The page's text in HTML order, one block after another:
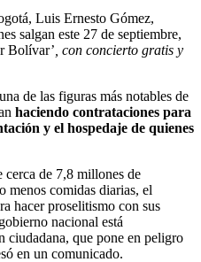
Luis Ernesto Gómez,
salgan este 27 de septiembre,
Bolívar’ , con concierto gratis y
de las figuras más notables de
haciendo contrataciones para
y el hospedaje de quienes
cerca de 7,8 millones de
menos comidas diarias, el
hacer proselitismo con sus
nacional está
que pone en peligro
en un comunicado.